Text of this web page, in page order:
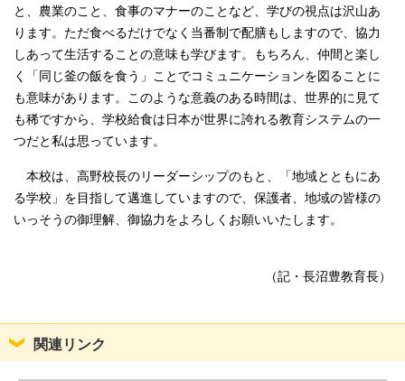
と、農業のこと、食事のマナーのことなど、学びの視点は沢山あ
ります。ただ食べるだけでなく当番制で配膳もしますので、協力
しあって生活することの意味も学びます。もちろん、仲間と楽し
く「同じ釜の飯を食う」ことでコミュニケーションを図ることに
も意味があります。このような意義のある時間は、世界的に見て
も稀ですから、学校給食は日本が世界に誇れる教育システムの一
つだと私は思っています。
本校は、高野校長のリーダーシップのもと、「地域とともにあ
る学校」を目指して邁進していますので、保護者、地域の皆様の
いっそうの御理解、御協力をよろしくお願いいたします。
（記・長沼豊教育長）
関連リンク